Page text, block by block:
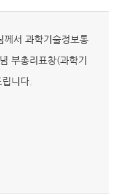
께서 과학기술정보통
부총리표창(과학기
니다.